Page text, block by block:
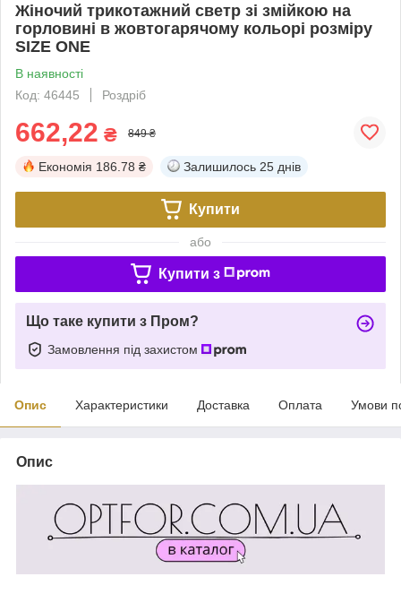
Жіночий трикотажний светр зі змійкою на
горловині в жовтогарячому кольорі розміру
SIZE ONE
В наявності
Код: 46445
Роздріб
662,22 ₴ 849 ₴
Економія 186.78 ₴ Залишилось 25 днів
Купити
або
Купити з
Що таке купити з Пром?
Замовлення під захистом
Опис Характеристики Доставка Оплата Умови
Опис